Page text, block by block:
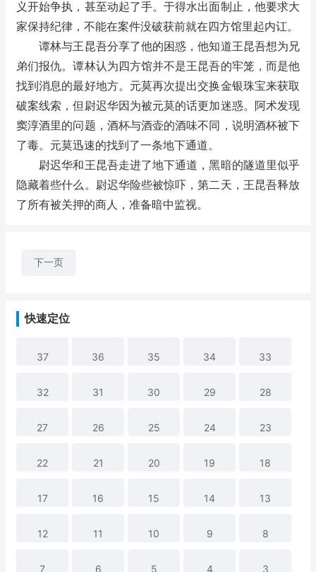
义开始争执，甚至动起了手。于得水出面制止，他要求大
家保持纪律，不能在案件没破获前就在四方馆里起内讧。
谭林与王昆吾分享了他的困惑，他知道王昆吾想为兄
弟们报仇。谭林认为四方馆并不是王昆吾的牢笼，而是他
找到消息的最好地方。元莫再次提出交换金银珠宝来获取
破案线索，但尉迟华因为被元莫的话更加迷惑。阿术发现
窦淳酒里的问题，酒杯与酒壶的酒味不同，说明酒杯被下
了毒。元莫迅速的找到了一条地下通道。
尉迟华和王昆吾走进了地下通道，黑暗的隧道里似乎
隐藏着些什么。尉迟华险些被惊吓，第二天，王昆吾释放
了所有被关押的商人，准备暗中监视。
下一页
快速定位
37 36 35 34 33
32 31 30 29 28
27 26 25 24 23
22 21 20 19 18
17 16 15 14 13
12 11 10 9 8
7 6 5 4 3